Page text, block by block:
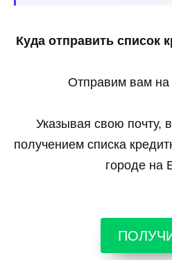
Куда отправить список
Отправим вам на
Указывая свою почту,
получением списка
городе на